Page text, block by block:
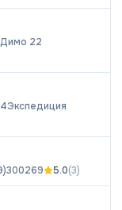
Димо 22
Экспедиция
5.0(3)